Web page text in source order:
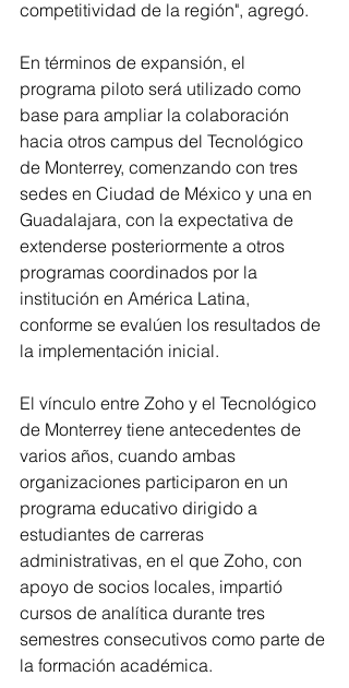
competitividad de la región", agregó.
En términos de expansión, el
programa piloto será utilizado como
base para ampliar la colaboración
hacia otros campus del Tecnológico
de Monterrey, comenzando con tres
sedes en Ciudad de México y una en
Guadalajara, con la expectativa de
extenderse posteriormente a otros
programas coordinados por la
institución en América Latina,
conforme se evalúen los resultados de
la implementación inicial.
El vínculo entre Zoho y el Tecnológico
de Monterrey tiene antecedentes de
varios años, cuando ambas
organizaciones participaron en un
programa educativo dirigido a
estudiantes de carreras
administrativas, en el que Zoho, con
apoyo de socios locales, impartió
cursos de analítica durante tres
semestres consecutivos como parte de
la formación académica.